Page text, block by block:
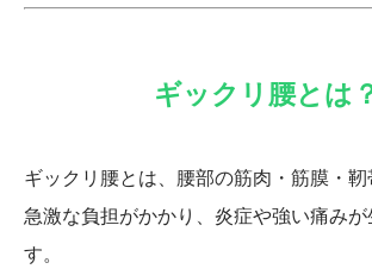
ギックリ腰とは
ギックリ腰とは、腰部の筋肉・筋膜・
急激な負担がかかり、炎症や強い痛み
す。